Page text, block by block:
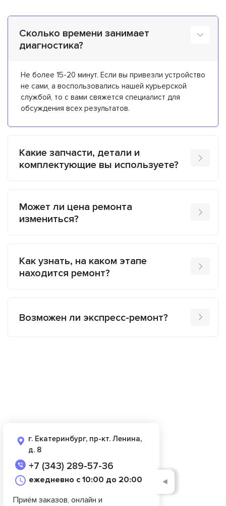
Сколько времени занимает
диагностика?
Не более 15-20 минут. Если вы привезли устройство
не сами, а воспользовались нашей курьерской
службой, то с вами свяжется специалист для
обсуждения всех результатов.
Какие запчасти, детали и
комплектующие вы используете?
Может ли цена ремонта
измениться?
Как узнать, на каком этапе
находится ремонт?
Возможен ли экспресс-ремонт?
г. Екатеринбург, пр-кт. Ленина,
д. 8
+7 (343) 289-57-36
ежедневно с 10:00 до 20:00
Приём заказов, онлайн и
◄